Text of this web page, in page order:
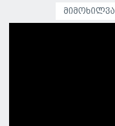
მიმოხილვა